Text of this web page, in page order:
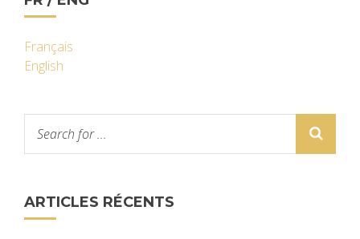
Français
English
ARTICLES RÉCENTS